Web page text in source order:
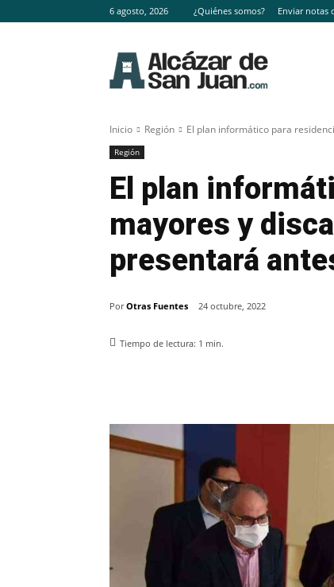
6 agosto, 2026 ¿Quiénes somos? Enviar notas
Inicio Región El plan informático para
Región
El plan
mayores y
presentará
Por Otras Fuentes 24 octubre, 2022
Tiempo de lectura: 1 min.